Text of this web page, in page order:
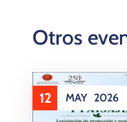
Otros
12 MAY 2026